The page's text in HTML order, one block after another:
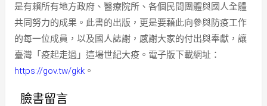
是有賴所有地方政府、醫療院所、各個民間團體與國人全體
共同努力的成果。此書的出版，更是要藉此向參與防疫工作
的每一位成員，以及國人誌謝，感謝大家的付出與奉獻，讓
臺灣「疫起走過」這場世紀大疫。電子版下載網址：
https://gov.tw/gkk。
臉書留言